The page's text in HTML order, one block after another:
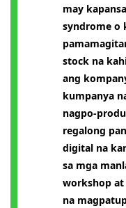
may
syndrome o
stock na
ang
kumpanya
nagpo-
regalong
digital na
sa mga
workshop
na